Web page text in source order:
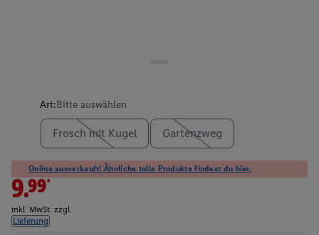
Art:Bitte auswählen
Frosch mit Kugel Gartenzweg
Online ausverkauft! Ähnliche tolle Produkte findest du hier.
9.99*
inkl. MwSt. zzgl.
Lieferung